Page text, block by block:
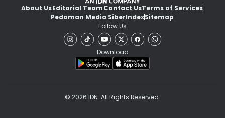
About UsEditorial TeamContact UsTerms of Services
Pedoman Media SiberIndexSitemap
Follow Us
Download
© 2026 IDN. All Rights Reserved.